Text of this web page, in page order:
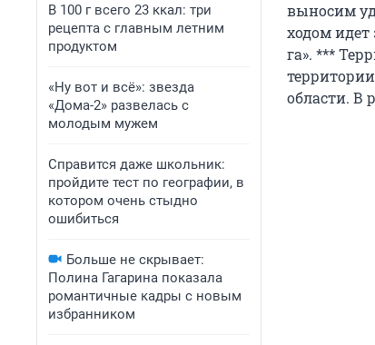
В 100 г всего 23 ккал: три
рецепта с главным летним
продуктом
«Ну вот и всё»: звезда
«Дома-2» развелась с
молодым мужем
Справится даже школьник:
пройдите тест по географии, в
котором очень стыдно
ошибиться
Больше не скрывает:
Полина Гагарина показала
романтичные кадры с новым
избранником
выносим
ходом
га». ***
области. В